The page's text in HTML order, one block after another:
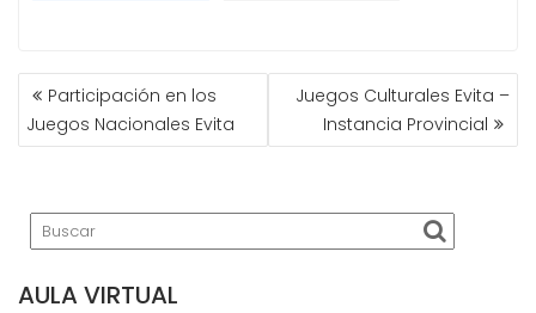
NAVEGACIÓN
DE
ENTRADAS
Participación en los
Juegos Nacionales Evita
Juegos Culturales Evita –
Instancia Provincial
AULA VIRTUAL